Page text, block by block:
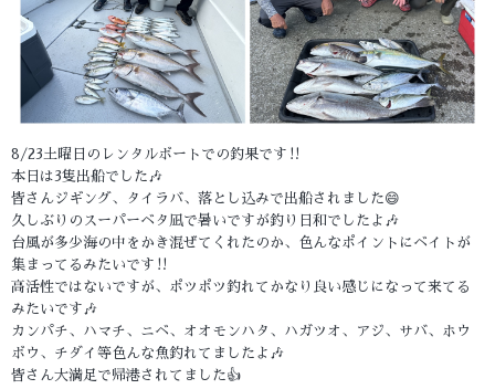
8/23土曜日のレンタルボートでの釣果です‼️
本日は3隻出船でした🎶
皆さんジギング、タイラバ、落とし込みで出船されました😄
久しぶりのスーパーベタ凪で暑いですが釣り日和でしたよ🎶
台風が多少海の中をかき混ぜてくれたのか、色んなポイントにベイトが
集まってるみたいです‼️
高活性ではないですが、ポツポツ釣れてかなり良い感じになって来てる
みたいです🎶
カンパチ、ハマチ、ニベ、オオモンハタ、ハガツオ、アジ、サバ、ホウ
ボウ、チダイ等色んな魚釣れてましたよ🎶
皆さん大満足で帰港されてました👍